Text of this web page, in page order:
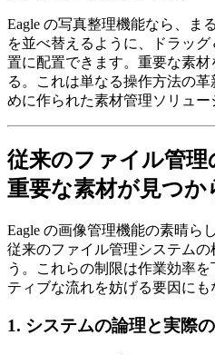
Eagle の写真整理機能なら、ま
を並べ替えるように、ドラッ
置に配置できます。重要な素
る。これは単なる操作方法の
めに作られた素材管理ソリュー
従来のファイル管
重要な素材が見つ
Eagle の画像管理機能の素晴ら
従来のファイル管理システム
う。これらの制限は作業効率
ティブな流れを妨げる要因にも
1. システムの論理と実際